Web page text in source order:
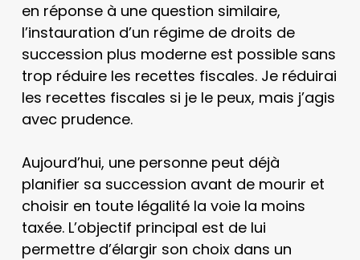
en réponse à une question similaire,
l’instauration d’un régime de droits de
succession plus moderne est possible sans
trop réduire les recettes fiscales. Je réduirai
les recettes fiscales si je le peux, mais j’agis
avec prudence.
Aujourd’hui, une personne peut déjà
planifier sa succession avant de mourir et
choisir en toute légalité la voie la moins
taxée. L’objectif principal est de lui
permettre d’élargir son choix dans un